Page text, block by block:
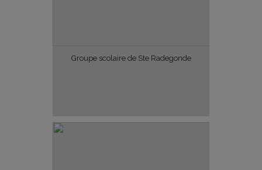
Groupe scolaire de Ste Radegonde